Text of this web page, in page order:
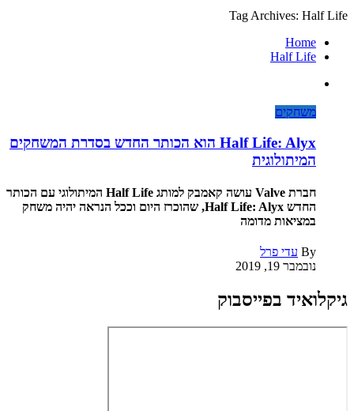
Tag Archives: Half Life
Home
Half Life
משחקים
Half Life: Alyx הוא הכותר החדש בסדרת המשחקים
המיתולוגית
חברת Valve עושה קאמבק למותג Half Life המיתולוגי עם הכותר
החדש Half Life: Alyx, שהוכרז היום וככל הנראה יהיה משחק
במציאות מדומה
By עדי פרל
נובמבר 19, 2019
גיקלואיד בפייסבוק